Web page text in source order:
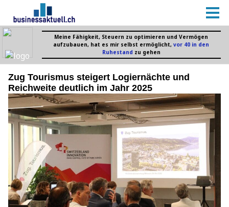
Zug Tourismus steigert Logiernächte und
Reichweite deutlich im Jahr 2025